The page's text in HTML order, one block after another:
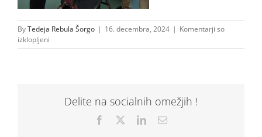
ByTedeja Rebula Šorgo | 16. decembra, 2024 | Komentarji so
izklopljeni
20241212_140204
Delite na socialnih omežjih !
Facebook LinkedInEmail